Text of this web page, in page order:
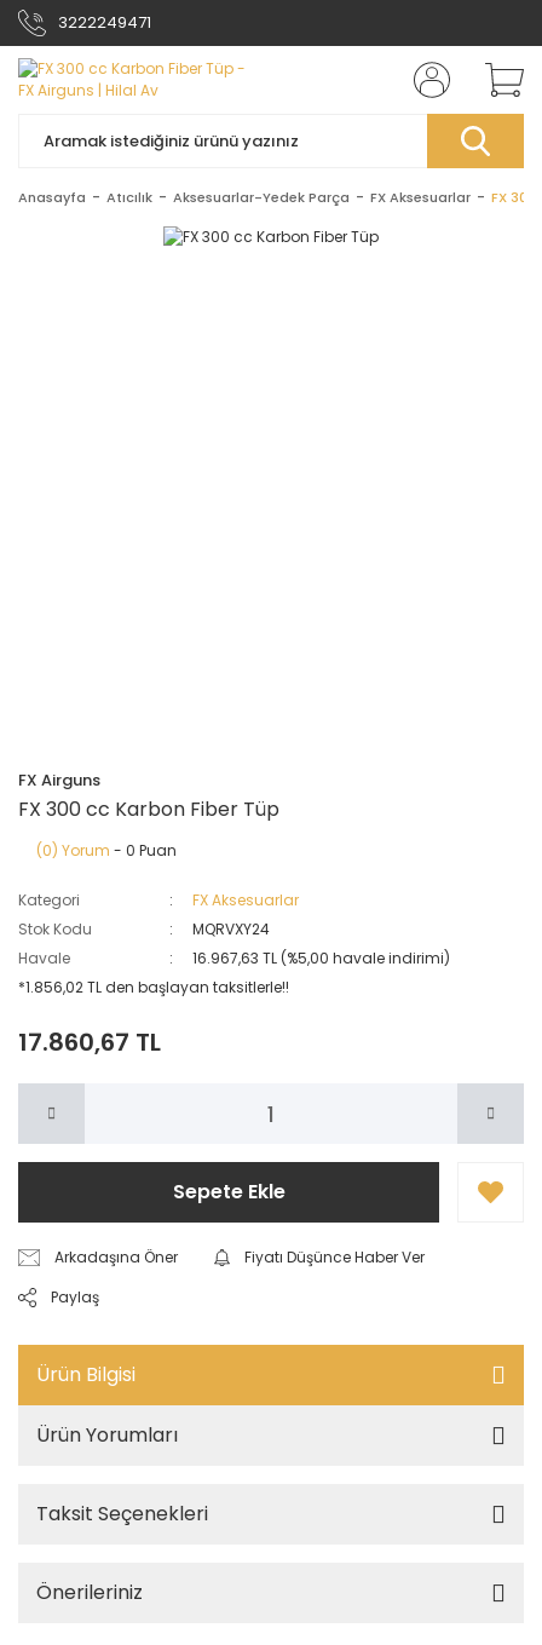
3222249471
Anasayfa Atıcılık Aksesuarlar-Yedek Parça FX Aksesuarlar FX
FX Airguns
FX 300 cc Karbon Fiber Tüp
(0) Yorum - 0 Puan
Kategori
FX Aksesuarlar
Stok Kodu
MQRVXY24
Havale
16.967,63 TL (%5,00 havale indirimi)
*1.856,02 TL den başlayan taksitlerle!!
17.860,67 TL
Sepete Ekle
Arkadaşına Öner
Fiyatı Düşünce Haber Ver
Paylaş
Ürün Bilgisi
Ürün Yorumları
Taksit Seçenekleri
Önerileriniz